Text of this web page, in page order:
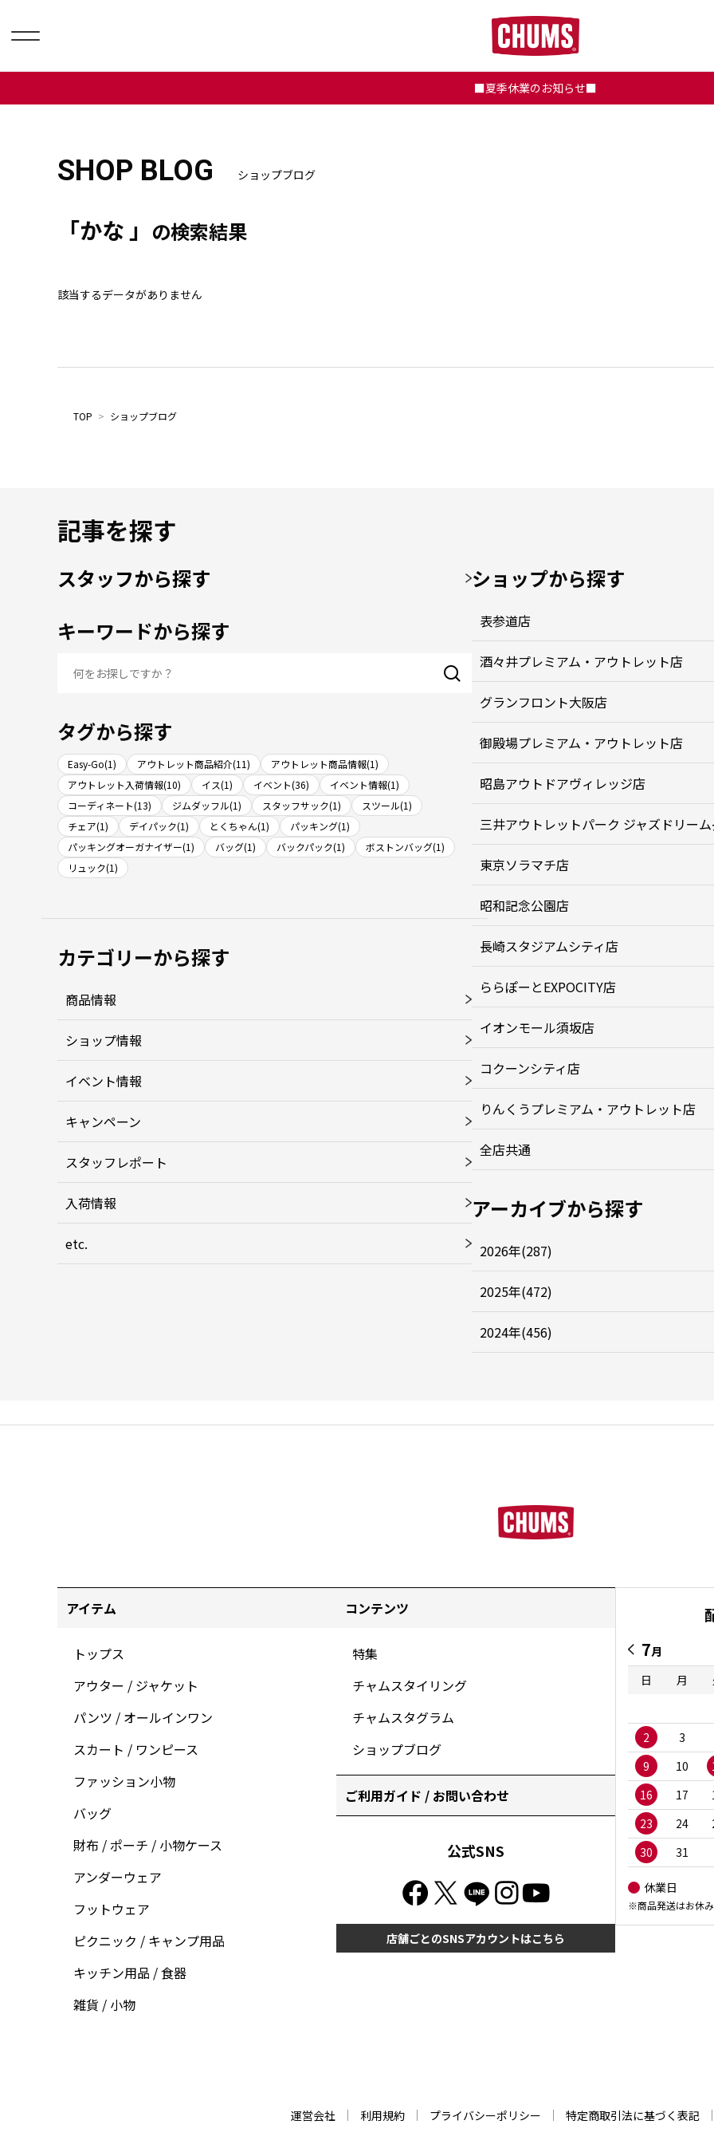
■夏季休業のお知らせ■
SHOP BLOG ショップブログ
「かな 」 の検索結果
該当するデータがありません
TOP > ショップブログ
記事を探す
スタッフから探す
キーワードから探す
タグから探す
Easy-Go(1) アウトレット商品紹介(11)
アウトレット商品情報(1)
アウトレット入荷情報(10)
イス(1) イベント(36)
イベント情報(1)
コーディネート(13)
ジムダッフル(1) スタッフサック(1)
スツール(1)
チェア(1)
デイパック(1) とくちゃん(1)
パッキング(1)
パッキングオーガナイザー(1)
バッグ(1) バックパック(1)
ボストンバッグ(1)
リュック(1)
カテゴリーから探す
商品情報
ショップ情報
イベント情報
キャンペーン
スタッフレポート
入荷情報
etc.
ショップから探す
表参道店
酒々井プレミアム・アウトレット店
グランフロント大阪店
御殿場プレミアム・アウトレット店
昭島アウトドアヴィレッジ店
三井アウトレットパーク ジャズドリー
東京ソラマチ店
昭和記念公園店
長崎スタジアムシティ店
ららぽーとEXPOCITY店
イオンモール須坂店
コクーンシティ店
りんくうプレミアム・アウトレット店
全店共通
アーカイブから探す
2026年(287)
2025年(472)
2024年(456)
アイテム
トップス
アウター / ジャケット
パンツ / オールインワン
スカート / ワンピース
ファッション小物
バッグ
財布 / ポーチ / 小物ケース
アンダーウェア
フットウェア
ピクニック / キャンプ用品
キッチン用品 / 食器
雑貨 / 小物
コンテンツ
特集
チャムスタイリング
チャムスタグラム
ショップブログ
ご利用ガイド / お問い合わせ
公式SNS
店舗ごとのSNSアカウントはこちら
7月
日
月
2
3
9
10
16
17
23
24
30
31
休業日
※商品発送はお休
運営会社 利用規約 プライバシーポリシー 特定商取引法に基づく表記